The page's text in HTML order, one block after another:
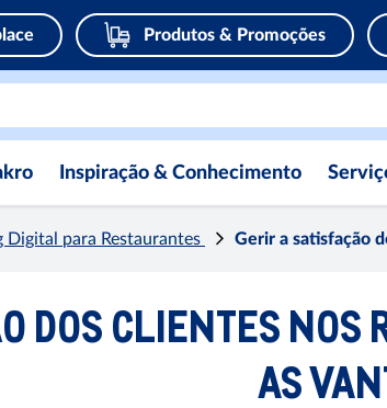
Produtos & Promoções
Inspiração & Conhecimento
Digital para Restaurantes Gerir a satisfação
DOS CLIENTES NOS
AS